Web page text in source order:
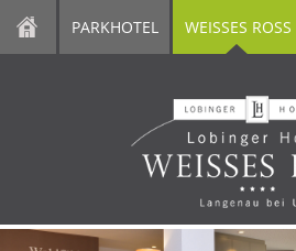
PARKHOTEL WEISSES ROSS